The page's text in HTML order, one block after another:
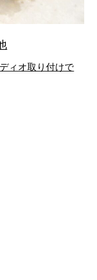
ィオ取り付けで